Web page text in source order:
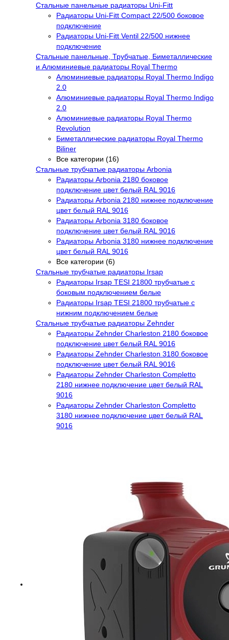
Стальные панельные радиаторы Uni-Fitt
Радиаторы Uni-Fitt Compact 22/500 боковое
подключение
Радиаторы Uni-Fitt Ventil 22/500 нижнее
подключение
Стальные панельные, Трубчатые, Биметаллические
и Алюминиевые радиаторы Royal Thermo
Алюминиевые радиаторы Royal Thermo Indigo
2.0
Алюминиевые радиаторы Royal Thermo Indigo
2.0
Алюминиевые радиаторы Royal Thermo
Revolution
Биметаллические радиаторы Royal Thermo
Biliner
Все категории (16)
Стальные трубчатые радиаторы Arbonia
Радиаторы Arbonia 2180 боковое
подключение цвет белый RAL 9016
Радиаторы Arbonia 2180 нижнее подключение
цвет белый RAL 9016
Радиаторы Arbonia 3180 боковое
подключение цвет белый RAL 9016
Радиаторы Arbonia 3180 нижнее подключение
цвет белый RAL 9016
Все категории (6)
Стальные трубчатые радиаторы Irsap
Радиаторы Irsap TESI 21800 трубчатые с
боковым подключением белые
Радиаторы Irsap TESI 21800 трубчатые с
нижним подключением белые
Стальные трубчатые радиаторы Zehnder
Радиаторы Zehnder Charleston 2180 боковое
подключение цвет белый RAL 9016
Радиаторы Zehnder Charleston 3180 боковое
подключение цвет белый RAL 9016
Радиаторы Zehnder Charleston Completto
2180 нижнее подключение цвет белый RAL
9016
Радиаторы Zehnder Charleston Completto
3180 нижнее подключение цвет белый RAL
9016